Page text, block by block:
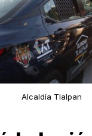
Alcaldía Tlalpan